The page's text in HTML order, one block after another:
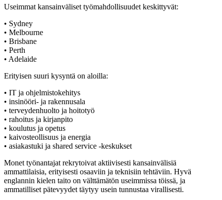
Useimmat kansainväliset työmahdollisuudet keskittyvät:
• Sydney
• Melbourne
• Brisbane
• Perth
• Adelaide
Erityisen suuri kysyntä on aloilla:
• IT ja ohjelmistokehitys
• insinööri- ja rakennusala
• terveydenhuolto ja hoitotyö
• rahoitus ja kirjanpito
• koulutus ja opetus
• kaivosteollisuus ja energia
• asiakastuki ja shared service -keskukset
Monet työnantajat rekrytoivat aktiivisesti kansainvälisiä
ammattilaisia, erityisesti osaaviin ja teknisiin tehtäviin. Hyvä
englannin kielen taito on välttämätön useimmissa töissä, ja
ammatilliset pätevyydet täytyy usein tunnustaa virallisesti.